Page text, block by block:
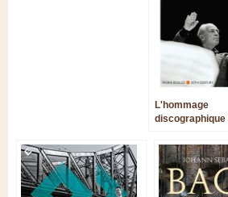
L'hommage
discographique
aujourd'hui